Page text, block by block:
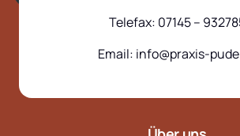
Telefax: 07145 –
Email: info@praxis-